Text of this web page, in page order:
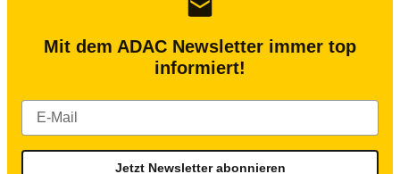
Mit dem ADAC Newsletter immer top
informiert!
Jetzt Newsletter abonnieren